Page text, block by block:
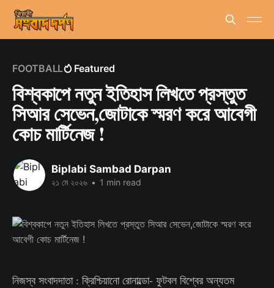
FOOTBALL Featured
বিশ্বকাপে নতুন ইতিহাস লিখতে প্রস্তুত
সিআর সেভেন,জোটাকে স্মরণ করে আবেগী
কোচ মার্টিনেজ !
Biplabi Sambad Darpan
২১ মে ২০২৬ • 1 min read
নিজস্ব সংবাদদাতা : ক্রিশ্চিয়ানো রোনাল্ডো- ফুটবল বিশ্বের অন্যতম